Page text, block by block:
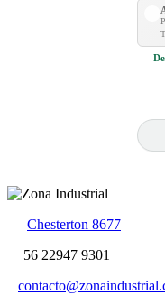
Chesterton 8677
56 22947 9301